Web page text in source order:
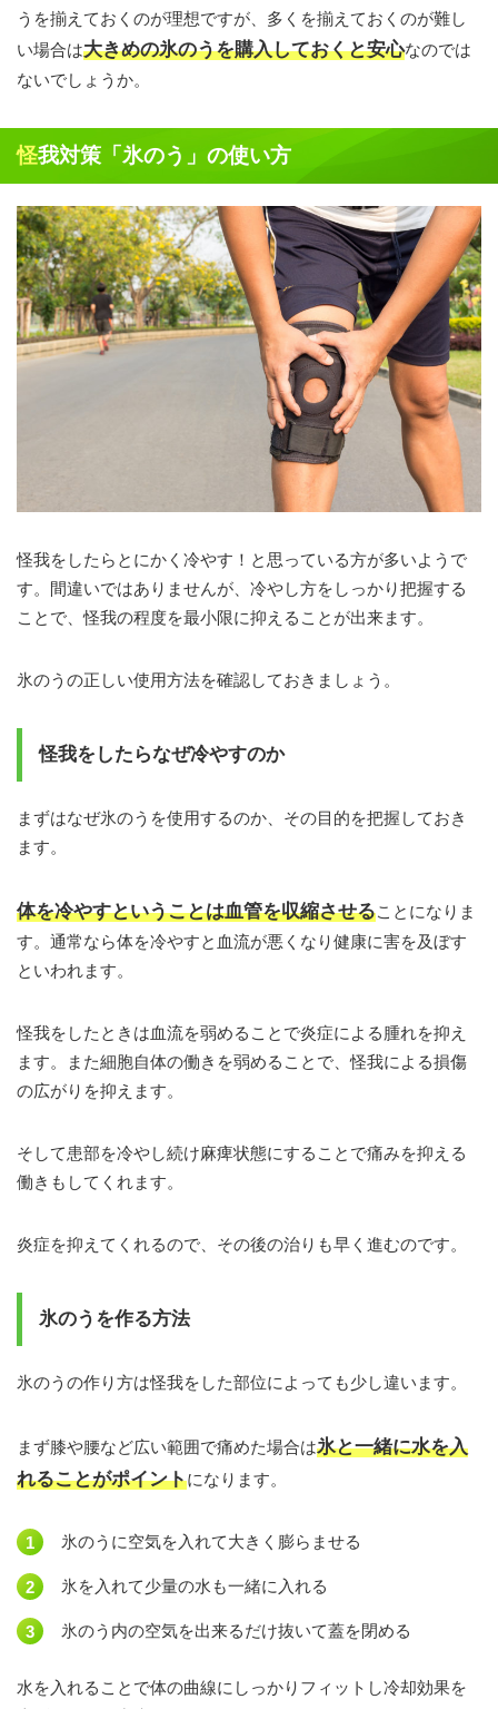
うを揃えておくのが理想ですが、多くを揃えておくのが難し
い場合は大きめの氷のうを購入しておくと安心なのでは
ないでしょうか。
怪我対策「氷のう」の使い方
怪我をしたらとにかく冷やす！と思っている方が多いようで
す。間違いではありませんが、冷やし方をしっかり把握する
ことで、怪我の程度を最小限に抑えることが出来ます。
氷のうの正しい使用方法を確認しておきましょう。
怪我をしたらなぜ冷やすのか
まずはなぜ氷のうを使用するのか、その目的を把握しておき
ます。
体を冷やすということは血管を収縮させることになりま
す。通常なら体を冷やすと血流が悪くなり健康に害を及ぼす
といわれます。
怪我をしたときは血流を弱めることで炎症による腫れを抑え
ます。また細胞自体の働きを弱めることで、怪我による損傷
の広がりを抑えます。
そして患部を冷やし続け麻痺状態にすることで痛みを抑える
働きもしてくれます。
炎症を抑えてくれるので、その後の治りも早く進むのです。
氷のうを作る方法
氷のうの作り方は怪我をした部位によっても少し違います。
まず膝や腰など広い範囲で痛めた場合は氷と一緒に水を入
れることがポイントになります。
氷のうに空気を入れて大きく膨らませる
氷を入れて少量の水も一緒に入れる
氷のう内の空気を出来るだけ抜いて蓋を閉める
水を入れることで体の曲線にしっかりフィットし冷却効果を